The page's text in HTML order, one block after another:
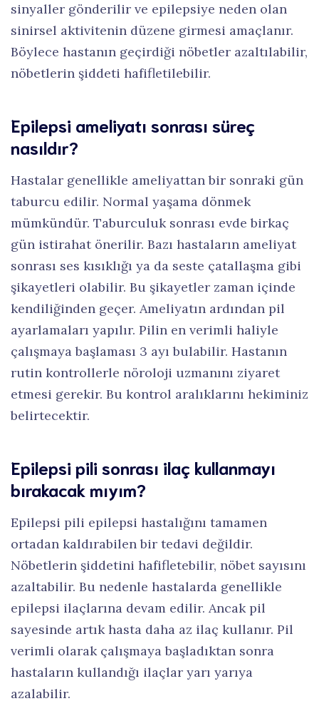
sinyaller gönderilir ve epilepsiye neden olan
sinirsel aktivitenin düzene girmesi amaçlanır.
Böylece hastanın geçirdiği nöbetler azaltılabilir,
nöbetlerin şiddeti hafifletilebilir.
Epilepsi ameliyatı sonrası süreç
nasıldır?
Hastalar genellikle ameliyattan bir sonraki gün
taburcu edilir. Normal yaşama dönmek
mümkündür. Taburculuk sonrası evde birkaç
gün istirahat önerilir. Bazı hastaların ameliyat
sonrası ses kısıklığı ya da seste çatallaşma gibi
şikayetleri olabilir. Bu şikayetler zaman içinde
kendiliğinden geçer. Ameliyatın ardından pil
ayarlamaları yapılır. Pilin en verimli haliyle
çalışmaya başlaması 3 ayı bulabilir. Hastanın
rutin kontrollerle nöroloji uzmanını ziyaret
etmesi gerekir. Bu kontrol aralıklarını hekiminiz
belirtecektir.
Epilepsi pili sonrası ilaç kullanmayı
bırakacak mıyım?
Epilepsi pili epilepsi hastalığını tamamen
ortadan kaldırabilen bir tedavi değildir.
Nöbetlerin şiddetini hafifletebilir, nöbet sayısını
azaltabilir. Bu nedenle hastalarda genellikle
epilepsi ilaçlarına devam edilir. Ancak pil
sayesinde artık hasta daha az ilaç kullanır. Pil
verimli olarak çalışmaya başladıktan sonra
hastaların kullandığı ilaçlar yarı yarıya
azalabilir.